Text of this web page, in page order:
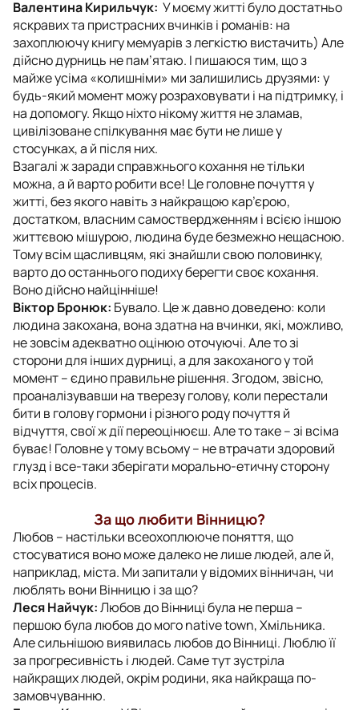
Валентина Кирильчук: У моєму житті було достатньо
яскравих та пристрасних вчинків і романів: на
захоплюючу книгу мемуарів з легкістю вистачить) Але
дійсно дурниць не пам’ятаю. І пишаюся тим, що з
майже усіма «колишніми» ми залишились друзями: у
будь-який момент можу розраховувати і на підтримку, і
на допомогу. Якщо ніхто нікому життя не зламав,
цивілізоване спілкування має бути не лише у
стосунках, а й після них.
Взагалі ж заради справжнього кохання не тільки
можна, а й варто робити все! Це головне почуття у
житті, без якого навіть з найкращою кар’єрою,
достатком, власним самоствердженням і всією іншою
життєвою мішурою, людина буде безмежно нещасною.
Тому всім щасливцям, які знайшли свою половинку,
варто до останнього подиху берегти своє кохання.
Воно дійсно найцінніше!
Віктор Бронюк: Бувало. Це ж давно доведено: коли
людина закохана, вона здатна на вчинки, які, можливо,
не зовсім адекватно оцінюю оточуючі. Але то зі
сторони для інших дурниці, а для закоханого у той
момент – єдино правильне рішення. Згодом, звісно,
проаналізувавши на тверезу голову, коли перестали
бити в голову гормони і різного роду почуття й
відчуття, свої ж дії переоцінюєш. Але то таке – зі всіма
буває! Головне у тому всьому – не втрачати здоровий
глузд і все-таки зберігати морально-етичну сторону
всіх процесів.
За що любити Вінницю?
Любов – настільки всеохоплююче поняття, що
стосуватися воно може далеко не лише людей, але й,
наприклад, міста. Ми запитали у відомих вінничан, чи
люблять вони Вінницю і за що?
Леся Найчук:Любов до Вінниці була не перша –
першою була любов до мого native town, Хмільника.
Але сильнішою виявилась любов до Вінниці. Люблю її
за прогресивність і людей. Саме тут зустріла
найкращих людей, окрім родини, яка найкраща по-
замовчуванню.